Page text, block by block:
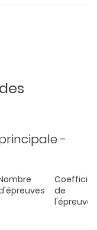
-
de
l'épreuve